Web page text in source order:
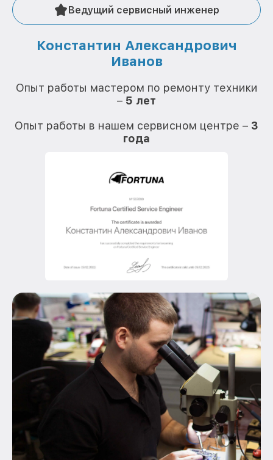
Ведущий сервисный инженер
Константин Александрович
Иванов
Опыт работы мастером по ремонту техники
– 5 лет
Опыт работы в нашем сервисном центре – 3
года